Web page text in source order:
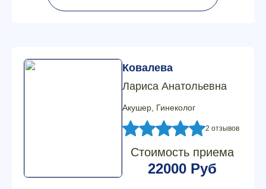
Ковалева
Лариса Анатольевна
Акушер, Гинеколог
2 отзывов
Стоимость приема
22000 Руб